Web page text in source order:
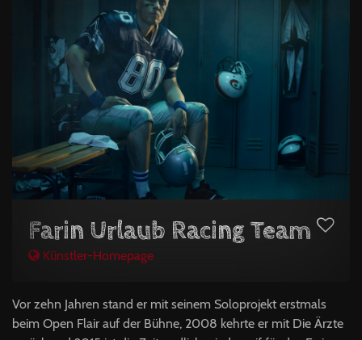
Farin Urlaub Racing Team
Künstler-Homepage
Vor zehn Jahren stand er mit seinem Soloprojekt erstmals
beim Open Flair auf der Bühne, 2008 kehrte er mit Die Ärzte